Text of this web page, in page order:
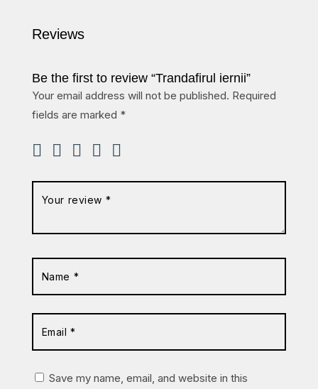
Reviews
Be the first to review “Trandafirul iernii”
Your email address will not be published. Required
fields are marked *
Save my name, email, and website in this